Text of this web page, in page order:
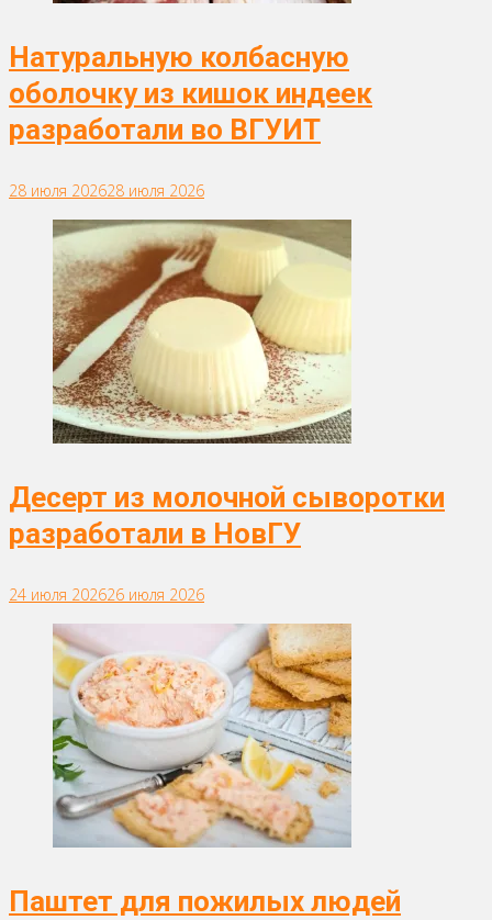
Натуральную колбасную
оболочку из кишок индеек
разработали во ВГУИТ
28 июля 202628 июля 2026
Десерт из молочной сыворотки
разработали в НовГУ
24 июля 202626 июля 2026
Паштет для пожилых людей